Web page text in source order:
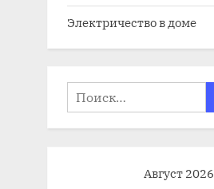
Электричество в доме
Найти:
Август 2026